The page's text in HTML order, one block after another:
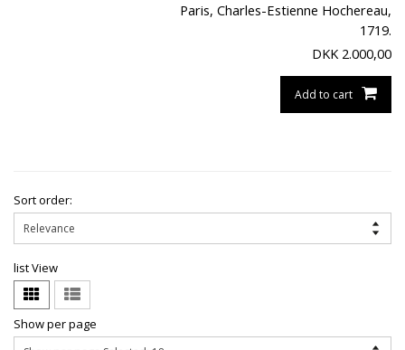
Paris, Charles-Estienne Hochereau,
1719.
DKK 2.000,00
Add to cart
Sort order:
list View
Show per page